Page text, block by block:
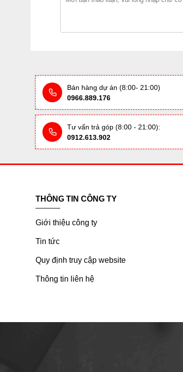
Bán hàng dự án (8:00- 21:00)
0966.889.176
Tư vấn trả góp (8:00 - 21:00):
0912.613.902
THÔNG TIN CÔNG TY
Giới thiệu công ty
Tin tức
Quy định truy cập website
Thông tin liên hệ